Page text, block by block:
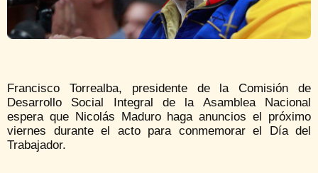
Francisco Torrealba, presidente de la Comisión de
Desarrollo Social Integral de la Asamblea Nacional
espera que Nicolás Maduro haga anuncios el próximo
viernes durante el acto para conmemorar el Día del
Trabajador.